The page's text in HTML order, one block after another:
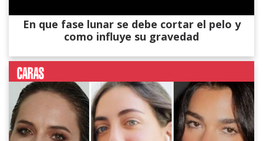
En que fase lunar se debe cortar el pelo y
como influye su gravedad